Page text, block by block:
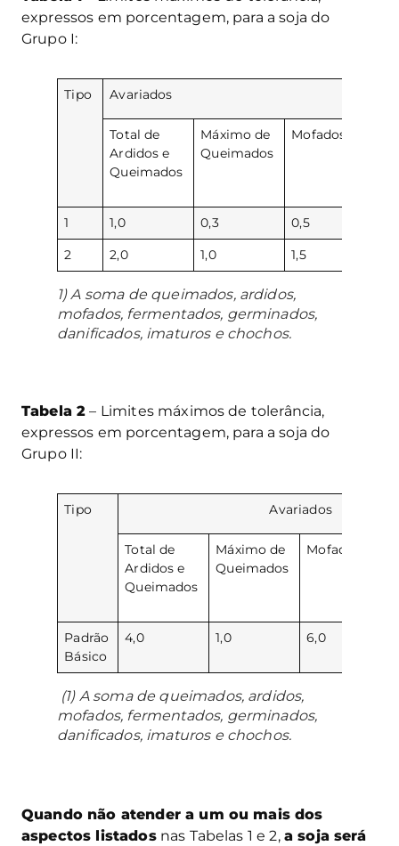
expressos em porcentagem, para a soja do
Grupo I:
Tipo Avariados
Total de
Ardidos e
Queimados
Máximo de
Queimados
Mofados
1 1,0 0,3 0,5
2
2,0 1,0 1,5
1) A soma de queimados, ardidos,
mofados, fermentados, germinados,
danificados, imaturos e chochos.
Tabela 2 – Limites máximos de tolerância,
expressos em porcentagem, para a soja do
Grupo II:
Tipo Avariados
Total de
Ardidos e
Queimados
Máximo de
Queimados
Mofados
Padrão
Básico
4,0 1,0 6,0
(1) A soma de queimados, ardidos,
mofados, fermentados, germinados,
danificados, imaturos e chochos.
Quando não atender a um ou mais dos
aspectos listadosnas Tabelas 1 e 2, a soja será